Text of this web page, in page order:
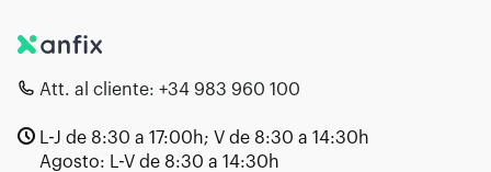
Att. al cliente: +34 983 960 100
L-J de 8:30 a 17:00h; V de 8:30 a 14:30h
Agosto: L-V de 8:30 a 14:30h